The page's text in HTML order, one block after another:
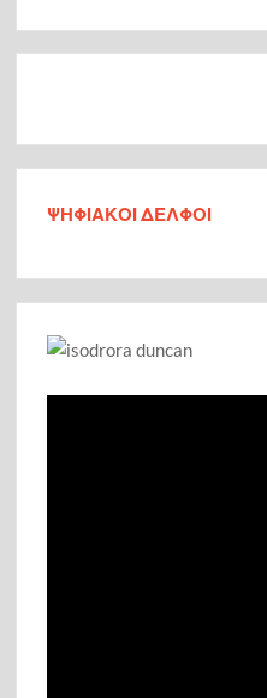
ΨΗΦΙΑΚΟΙ ΔΕΛΦΟΙ